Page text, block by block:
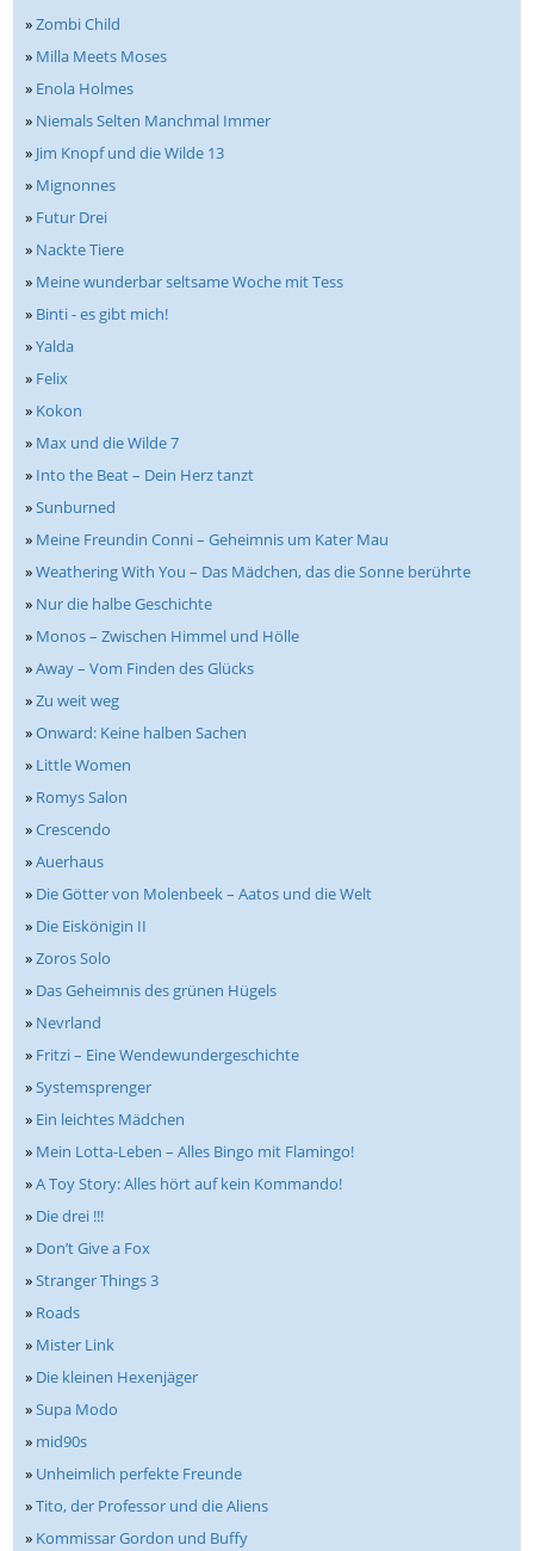
»Zombi Child
» Milla Meets Moses
» Enola Holmes
» Niemals Selten Manchmal Immer
» Jim Knopf und die Wilde 13
» Mignonnes
» Futur Drei
» Nackte Tiere
» Meine wunderbar seltsame Woche mit Tess
» Binti - es gibt mich!
»Yalda
» Felix
» Kokon
» Max und die Wilde 7
» Into the Beat – Dein Herz tanzt
»Sunburned
» Meine Freundin Conni – Geheimnis um Kater Mau
»Weathering With You – Das Mädchen, das die Sonne berührte
» Nur die halbe Geschichte
» Monos – Zwischen Himmel und Hölle
»Away – Vom Finden des Glücks
»Zu weit weg
»Onward: Keine halben Sachen
» Little Women
» Romys Salon
»Crescendo
»Auerhaus
» Die Götter von Molenbeek – Aatos und die Welt
» Die Eiskönigin II
»Zoros Solo
» Das Geheimnis des grünen Hügels
» Nevrland
» Fritzi – Eine Wendewundergeschichte
»Systemsprenger
» Ein leichtes Mädchen
» Mein Lotta-Leben – Alles Bingo mit Flamingo!
»A Toy Story: Alles hört auf kein Kommando!
» Die drei !!!
» Don’t Give a Fox
»Stranger Things 3
» Roads
» Mister Link
» Die kleinen Hexenjäger
»Supa Modo
» mid90s
» Unheimlich perfekte Freunde
»Tito, der Professor und die Aliens
» Kommissar Gordon und Buffy